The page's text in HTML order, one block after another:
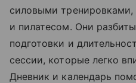
силовыми
и пилатесом. Они
подготовки и
сессии, которые легко
Дневник и календарь